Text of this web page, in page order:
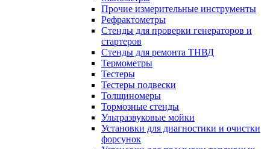
Прочие измерительные инструменты
Рефрактометры
Стенды для проверки генераторов и
стартеров
Стенды для ремонта ТНВД
Термометры
Тестеры
Тестеры подвески
Толщиномеры
Тормозные стенды
Ультразвуковые мойки
Установки для диагностики и очистки
форсунок